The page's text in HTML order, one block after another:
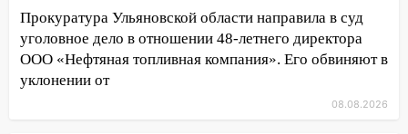
18:11 Ульяновская область стала
пилотным регионом проекта
«Культурное долголетие»
17:23
Прокуратура Ульяновской области направила в суд
уголовное дело в отношении 48-летнего директора
ООО «Нефтяная топливная компания». Его обвиняют в
уклонении от
08.08.2026